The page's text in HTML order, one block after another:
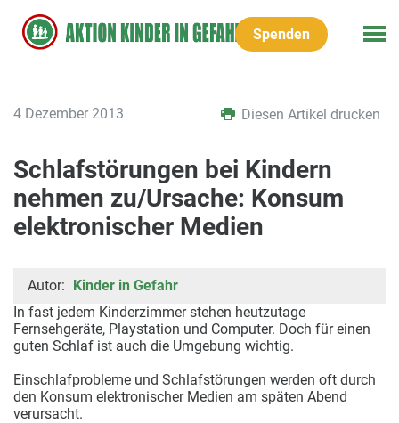
Spenden
4 Dezember 2013 Diesen Artikel drucken
Schlafstörungen bei Kindern
nehmen zu/Ursache: Konsum
elektronischer Medien
Autor: Kinder in Gefahr
In fast jedem Kinderzimmer stehen heutzutage
Fernsehgeräte, Playstation und Computer. Doch für einen
guten Schlaf ist auch die Umgebung wichtig.
Einschlafprobleme und Schlafstörungen werden oft durch
den Konsum elektronischer Medien am späten Abend
verursacht.